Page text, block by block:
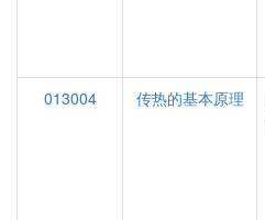
013004
传热的基本原理